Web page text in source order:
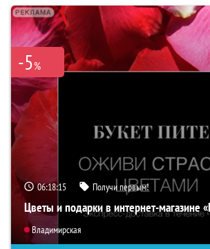
-5%
06:18:14 Получи первым!
Цветы и подарки в интернет-магазине
Владимирская